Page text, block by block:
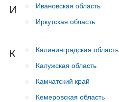
И
Ивановская область
Иркутская область
К
Калининградская область
Калужская область
Камчатский край
Кемеровская область